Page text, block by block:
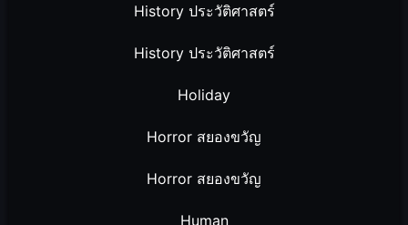
History ประวัติศาสตร์
History ประวัติศาสตร์
Holiday
Horror สยองขวัญ
Horror สยองขวัญ
Human